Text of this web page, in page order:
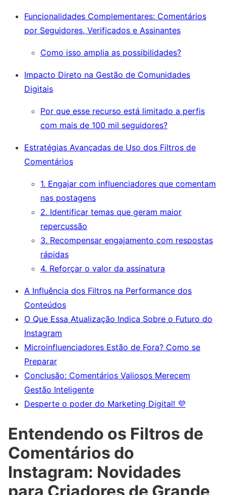
Funcionalidades Complementares: Comentários
por Seguidores, Verificados e Assinantes
Como isso amplia as possibilidades?
Impacto Direto na Gestão de Comunidades
Digitais
Por que esse recurso está limitado a perfis
com mais de 100 mil seguidores?
Estratégias Avançadas de Uso dos Filtros de
Comentários
1. Engajar com influenciadores que comentam
nas postagens
2. Identificar temas que geram maior
repercussão
3. Recompensar engajamento com respostas
rápidas
4. Reforçar o valor da assinatura
A Influência dos Filtros na Performance dos
Conteúdos
O Que Essa Atualização Indica Sobre o Futuro do
Instagram
Microinfluenciadores Estão de Fora? Como se
Preparar
Conclusão: Comentários Valiosos Merecem
Gestão Inteligente
Desperte o poder do Marketing Digital! 💜
Entendendo os Filtros de
Comentários do
Instagram: Novidades